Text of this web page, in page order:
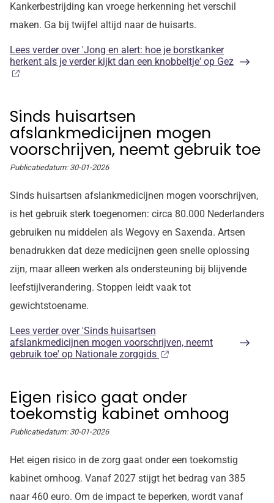
Kankerbestrijding kan vroege herkenning het verschil
maken. Ga bij twijfel altijd naar de huisarts.
Lees verderover 'Jong en alert: hoe je borstkanker
herkent als je verder kijkt dan een knobbeltje' op Gez
Sinds huisartsen
afslankmedicijnen mogen
voorschrijven, neemt gebruik toe
Publicatiedatum: 30-01-2026
Sinds huisartsen afslankmedicijnen mogen voorschrijven,
is het gebruik sterk toegenomen: circa 80.000 Nederlanders
gebruiken nu middelen als Wegovy en Saxenda. Artsen
benadrukken dat deze medicijnen geen snelle oplossing
zijn, maar alleen werken als ondersteuning bij blijvende
leefstijlverandering. Stoppen leidt vaak tot
gewichtstoename.
Lees verderover 'Sinds huisartsen
afslankmedicijnen mogen voorschrijven, neemt
gebruik toe' op Nationale zorggids
Eigen risico gaat onder
toekomstig kabinet omhoog
Publicatiedatum: 30-01-2026
Het eigen risico in de zorg gaat onder een toekomstig
kabinet omhoog. Vanaf 2027 stijgt het bedrag van 385
naar 460 euro. Om de impact te beperken, wordt vanaf